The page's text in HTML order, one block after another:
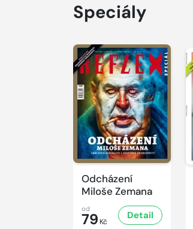
Speciály
Odcházení
Miloše Zemana
od
79 Kč
Detail